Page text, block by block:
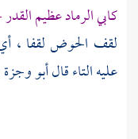
كابي الرماد عظيم
لقف الحوض لقفا ،
عليه التاء قالأبو وجزة